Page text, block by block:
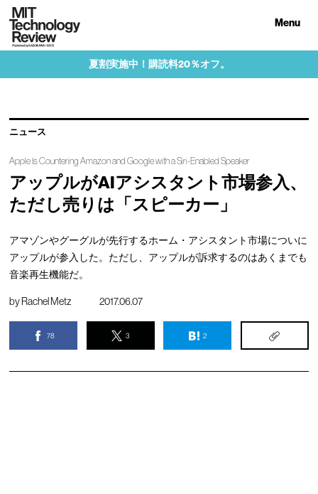
Menu
夏割実施中！購読料20％オフ。
ニュース
Apple Is Countering Amazon and Google with a Siri-Enabled Speaker
アップルがAIアシスタント市場参入、
ただし売りは「スピーカー」
アマゾンやグーグルが先行するホーム・アシスタント市場についに
アップルが参入した。ただし、アップルが訴求するのはあくまでも
音楽再生機能だ。
byRachel Metz 2017.06.07
78 3 2